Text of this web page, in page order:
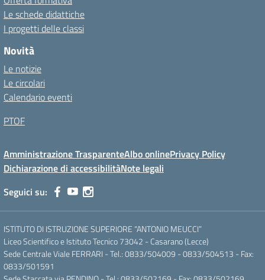
Le schede didattiche
I progetti delle classi
Novità
Le notizie
Le circolari
Calendario eventi
PTOF
Amministrazione TrasparenteAlbo onlinePrivacy Policy
Dichiarazione di accessibilitàNote legali
Seguici su:
ISTITUTO DI ISTRUZIONE SUPERIORE “ANTONIO MEUCCI”
Liceo Scientifico e Istituto Tecnico 73042 - Casarano (Lecce)
Sede Centrale Viale FERRARI - Tel.: 0833/504009 - 0833/504513 - Fax:
0833/501591